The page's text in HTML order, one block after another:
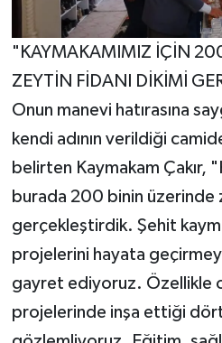
"KAYMAKAMIMIZ İÇİN
ZEYTİN FİDANI DİKİMİ
Onun manevi hatırasına
kendi adının verildiği
belirten Kaymakam Çakır,
burada 200 binin üzerinde
gerçekleştirdik. Şehit
projelerini hayata
gayret ediyoruz. Özellikle
projelerinde inşa ettiği